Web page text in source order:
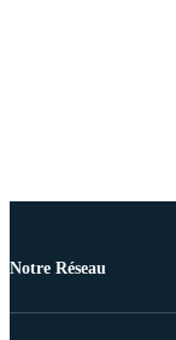
Notre Réseau